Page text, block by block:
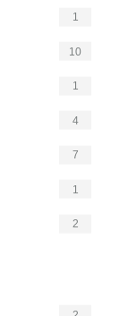
1
10
1
4
7
1
2